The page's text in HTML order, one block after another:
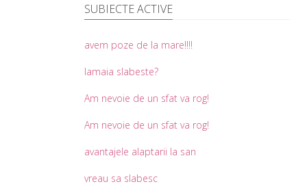
SUBIECTE ACTIVE
avem poze de la mare!!!!
lamaia slabeste?
Am nevoie de un sfat va rog!
Am nevoie de un sfat va rog!
avantajele alaptarii la san
vreau sa slabesc